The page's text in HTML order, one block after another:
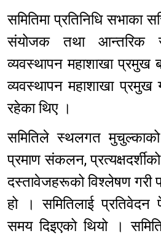
समितिमा प्रतिनिधि सभाका
संयोजक तथा आन्तरिक
व्यवस्थापन महाशाखा प्रमुख
व्यवस्थापन महाशाखा प्रमुख
रहेका थिए ।
समितिले स्थलगत
प्रमाण संकलन,
दस्तावेजहरूको विश्लेषण गरी
हो । समितिलाई प्रतिवेदन
समय दिइएको थियो ।